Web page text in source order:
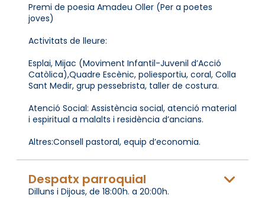
Premi de poesia Amadeu Oller (Per a poetes
joves)
Activitats de lleure:
Esplai, Mijac (Moviment Infantil-Juvenil d’Acció
Catòlica),Quadre Escènic, poliesportiu, coral, Colla
Sant Medir, grup pessebrista, taller de costura.
Atenció Social: Assistència social, atenció material
i espiritual a malalts i residència d’ancians.
Altres:Consell pastoral, equip d’economia.
Despatx parroquial
Dilluns i Dijous, de 18:00h. a 20:00h.